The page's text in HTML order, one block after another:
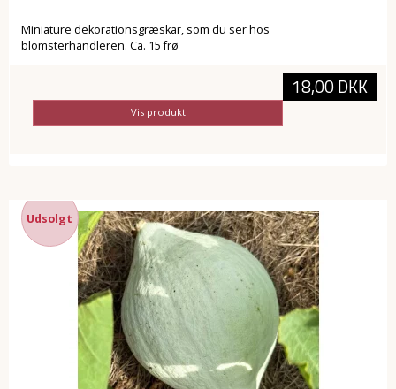
Miniature dekorationsgræskar, som du ser hos
blomsterhandleren. Ca. 15 frø
18,00 DKK
Vis produkt
Udsolgt